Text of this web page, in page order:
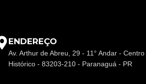
ENDEREÇO
Av. Arthur de Abreu, 29 - 11° Andar - Centro
Histórico - 83203-210 - Paranaguá - PR